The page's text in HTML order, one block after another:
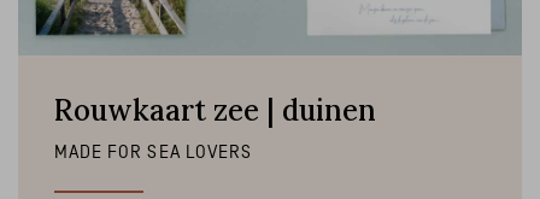
Rouwkaart zee | duinen
MADE FOR SEA LOVERS